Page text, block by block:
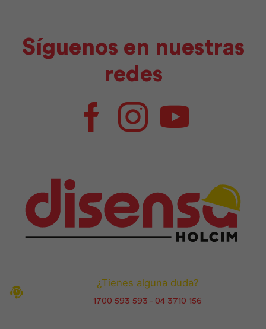
Síguenos en nuestras
redes
FacebookInstagramYoutube
¿Tienes alguna duda?
1700 593 593 - 04 3710 156